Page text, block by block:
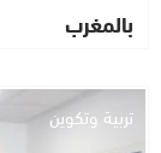
بالمغرب
تربية وتكوين